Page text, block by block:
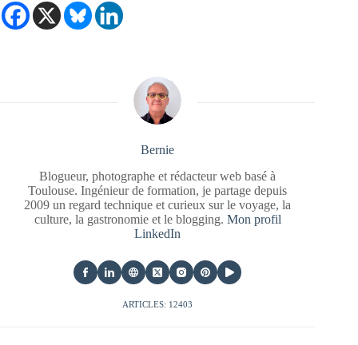
Bernie
Blogueur, photographe et rédacteur web basé à
Toulouse. Ingénieur de formation, je partage depuis
2009 un regard technique et curieux sur le voyage, la
culture, la gastronomie et le blogging. Mon profil
LinkedIn
ARTICLES: 12403